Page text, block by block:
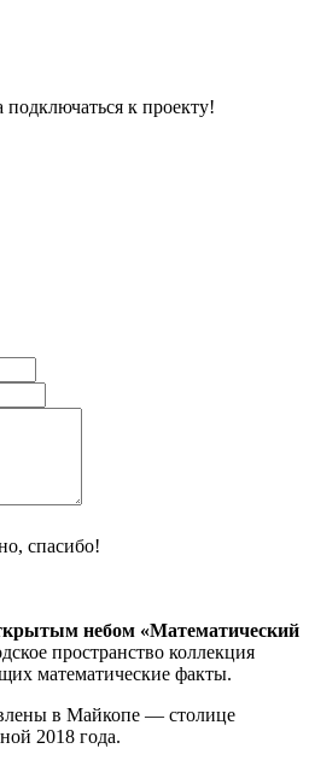
к проекту!
спасибо!
небом «Математический
пространство коллекция
математические факты.
в Майкопе — столице
2018 года.